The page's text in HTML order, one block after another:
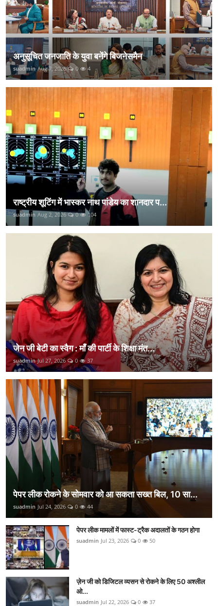
अनुसूचित जनजाति के युवा बनेंगे बिजनेसमैन
suadmin Aug 7, 2026 0 4
राष्ट्रीय शूटिंग में भास्कर नाथ पांडेय का शानदार प...
suadmin Aug 2, 2026 0 104
जेन जी बेटी का स्वैग : माँ की पार्टी के शिक्षा मंत...
suadmin Jul 27, 2026 0 37
पेपर लीक रोकने के सोमवार को आ सकता सख्त बिल, 10 सा...
suadmin Jul 24, 2026 0 44
पेपर लीक मामलों में फास्ट-ट्रैक अदालतों के गठन होगा
suadmin Jul 23, 2026 0 50
ज़ेन जी को डिजिटल व्यसन से रोकने के लिए 50 अश्लील
ओ...
suadmin Jul 22, 2026 0 37